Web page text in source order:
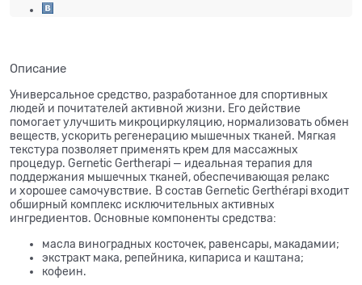
Описание
Универсальное средство, разработанное для спортивных
людей и почитателей активной жизни. Его действие
помогает улучшить микроциркуляцию, нормализовать обмен
веществ, ускорить регенерацию мышечных тканей. Мягкая
текстура позволяет применять крем для массажных
процедур. Gernetic Gertherapi — идеальная терапия для
поддержания мышечных тканей, обеспечивающая релакс
и хорошее самочувствие. Всостав Gernetic Gerthérapi входит
обширный комплекс исключительных активных
ингредиентов. Основные компоненты средства:
масла виноградных косточек, равенсары, макадамии;
экстракт мака, репейника, кипариса и каштана;
кофеин.